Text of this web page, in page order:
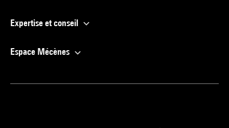
Expertise et conseil
Espace Mécènes